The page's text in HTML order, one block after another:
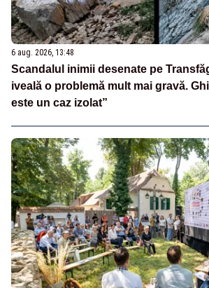
6 aug. 2026, 13:48
Scandalul inimii desenate pe
iveală o problemă mult mai gravă.
este un caz izolat”